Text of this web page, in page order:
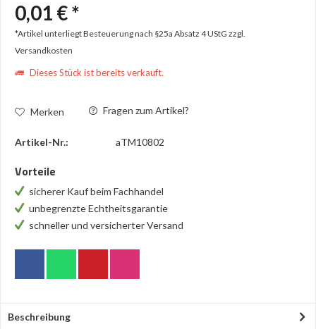
0,01 € *
*Artikel unterliegt Besteuerung nach §25a Absatz 4 UStG zzgl.
Versandkosten
Dieses Stück ist bereits verkauft.
Merken Fragen zum Artikel?
Artikel-Nr.: aTM10802
Vorteile
sicherer Kauf beim Fachhandel
unbegrenzte Echtheitsgarantie
schneller und versicherter Versand
Beschreibung